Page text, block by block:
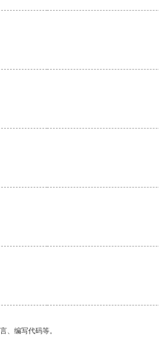
、编写代码等。